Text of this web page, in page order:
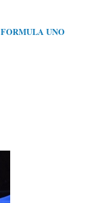
FORMULA UNO